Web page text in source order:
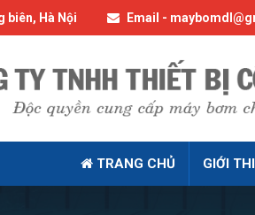
biên, Hà Nội Email -
TRANG CHỦ GIỚI